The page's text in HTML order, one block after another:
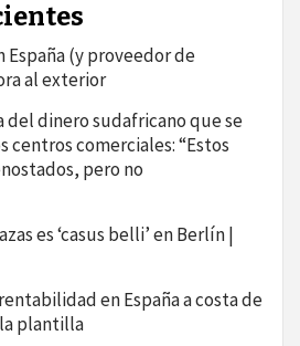
España (y proveedor de
al exterior
del dinero sudafricano que se
centros comerciales: “Estos
pero no
es ‘casus belli’ en Berlín |
en España a costa de
plantilla